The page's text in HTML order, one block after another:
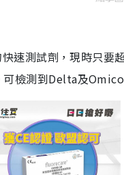
速測試劑，現時只要
檢測到Delta及